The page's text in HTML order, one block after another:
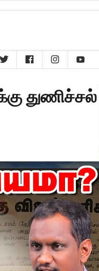
துணிச்சல்